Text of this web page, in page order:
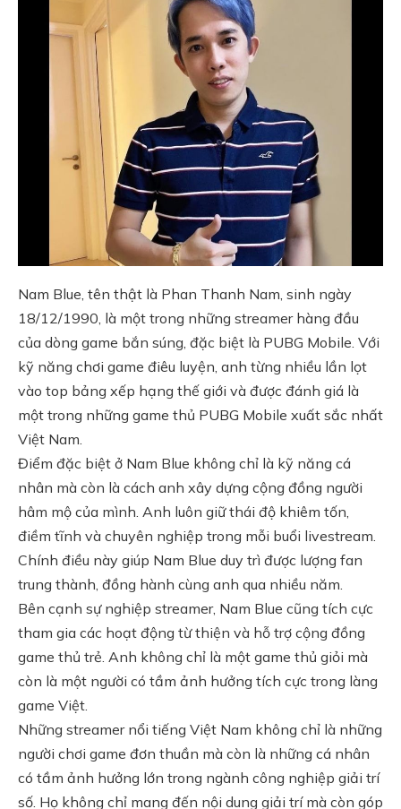
Nam Blue, tên thật là Phan Thanh Nam, sinh ngày
18/12/1990, là một trong những streamer hàng đầu
của dòng game bắn súng, đặc biệt là PUBG Mobile. Với
kỹ năng chơi game điêu luyện, anh từng nhiều lần lọt
vào top bảng xếp hạng thế giới và được đánh giá là
một trong những game thủ PUBG Mobile xuất sắc nhất
Việt Nam.
Điểm đặc biệt ở Nam Blue không chỉ là kỹ năng cá
nhân mà còn là cách anh xây dựng cộng đồng người
hâm mộ của mình. Anh luôn giữ thái độ khiêm tốn,
điềm tĩnh và chuyên nghiệp trong mỗi buổi livestream.
Chính điều này giúp Nam Blue duy trì được lượng fan
trung thành, đồng hành cùng anh qua nhiều năm.
Bên cạnh sự nghiệp streamer, Nam Blue cũng tích cực
tham gia các hoạt động từ thiện và hỗ trợ cộng đồng
game thủ trẻ. Anh không chỉ là một game thủ giỏi mà
còn là một người có tầm ảnh hưởng tích cực trong làng
game Việt.
Những streamer nổi tiếng Việt Nam không chỉ là những
người chơi game đơn thuần mà còn là những cá nhân
có tầm ảnh hưởng lớn trong ngành công nghiệp giải trí
số. Họ không chỉ mang đến nội dung giải trí mà còn góp